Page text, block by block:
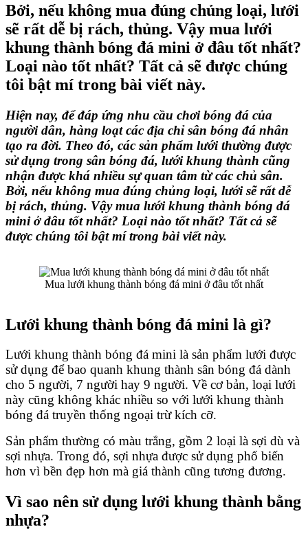
Bởi, nếu không mua đúng chủng loại, lưới
sẽ rất dễ bị rách, thủng. Vậy mua lưới
khung thành bóng đá mini ở đâu tốt nhất?
Loại nào tốt nhất? Tất cả sẽ được chúng
tôi bật mí trong bài viết này.
Hiện nay, để đáp ứng nhu cầu chơi bóng đá của
người dân, hàng loạt các địa chỉsân bóng đá nhân
tạo ra đời. Theo đó, các sản phẩm lưới thường được
sử dụng trong sân bóng đá, lưới khung thành cũng
nhận được khá nhiều sự quan tâm từ các chủ sân.
Bởi, nếu không mua đúng chủng loại, lưới sẽ rất dễ
bị rách, thủng. Vậymua lưới khung thành bóng đá
miniở đâu tốt nhất? Loại nào tốt nhất? Tất cả sẽ
được chúng tôi bật mí trong bài viết này.
Mua lưới khung thành bóng đá mini ở đâu tốt nhất
Lưới khung thành bóng đá mini là gì?
Lưới khung thành bóng đá mini là sản phẩm lưới được
sử dụng để bao quanh khung thành sân bóng đá dành
cho 5 người, 7 người hay 9 người. Về cơ bản, loại lưới
này cũng không khác nhiều so với lưới khung thành
bóng đá truyền thống ngoại trừ kích cỡ.
Sản phẩm thường có màu trắng, gồm 2 loại là sợi dù và
sợi nhựa. Trong đó, sợi nhựa được sử dụng phổ biến
hơn vì bền đẹp hơn mà giá thành cũng tương đương.
Vì sao nên sử dụng lưới khung thành bằng
nhựa?